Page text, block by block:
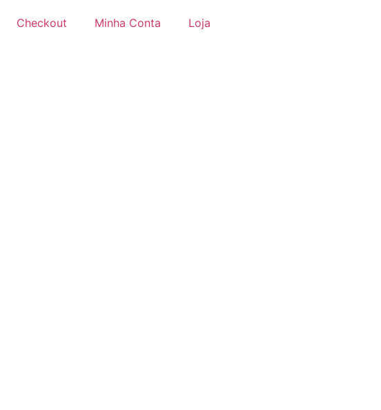
Checkout Minha Conta Loja